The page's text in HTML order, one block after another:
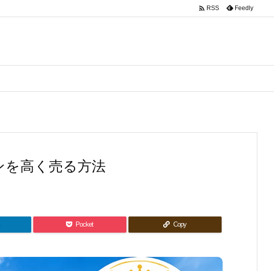
 RSS Feedly
を高く売る方法
Pocket Copy